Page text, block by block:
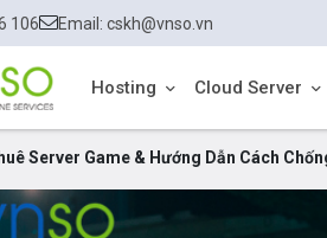
106 Email: cskh@vnso.vn
Hosting Cloud Server
Server Game & Hướng Dẫn Cách